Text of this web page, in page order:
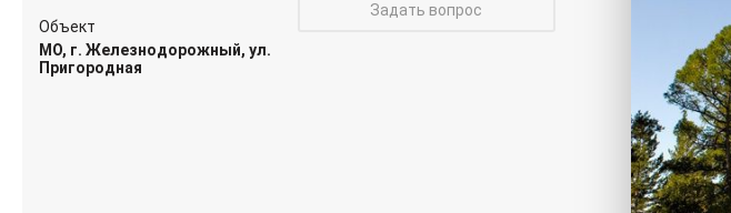
Объект
МО, г. Железнодорожный, ул.
Пригородная
Задать вопрос